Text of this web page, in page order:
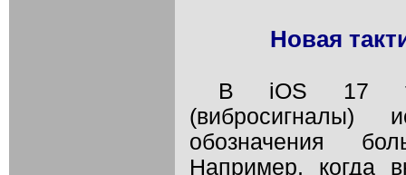
Новая
В iOS 17
(вибросигналы)
обозначения
Например, когда